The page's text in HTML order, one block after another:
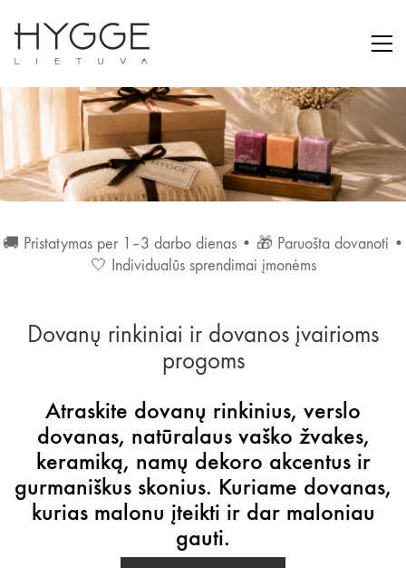
🚚 Pristatymas per 1–3 darbo dienas • 🎁 Paruošta dovanoti •
🤍 Individualūs sprendimai įmonėms
Dovanų rinkiniai ir dovanos įvairioms
progoms
Atraskite dovanų rinkinius, verslo
dovanas, natūralaus vaško žvakes,
keramiką, namų dekoro akcentus ir
gurmaniškus skonius. Kuriame dovanas,
kurias malonu įteikti ir dar maloniau
gauti.